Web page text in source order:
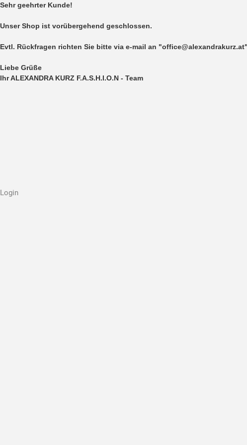
Sehr geehrter Kunde!
Unser Shop ist vorübergehend geschlossen.
Evtl. Rückfragen richten Sie bitte via e-mail an
Liebe Grüße
Ihr ALEXANDRA KURZ F.A.S.H.I.O.N - Team
Login